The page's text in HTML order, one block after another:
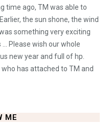
time ago, TM was able to
the sun shone, the wind
something very exciting
Please wish our whole
new year and full of hp.
has attached to TM and
ME